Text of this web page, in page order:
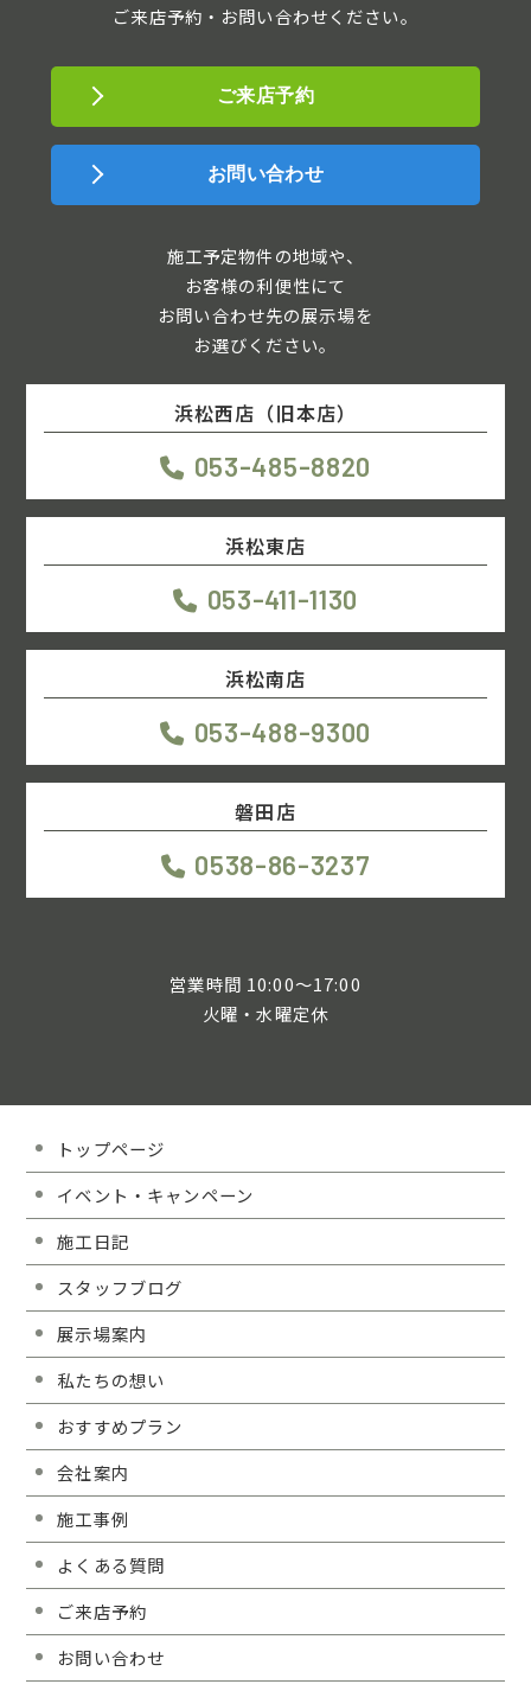
ご来店予約・お問い合わせください。
ご来店予約
お問い合わせ
施工予定物件の地域や、
お客様の利便性にて
お問い合わせ先の展示場を
お選びください。
浜松西店（旧本店）
053-485-8820
浜松東店
053-411-1130
浜松南店
053-488-9300
磐田店
0538-86-3237
営業時間 10:00～17:00
火曜・水曜定休
トップページ
イベント・キャンペーン
施工日記
スタッフブログ
展示場案内
私たちの想い
おすすめプラン
会社案内
施工事例
よくある質問
ご来店予約
お問い合わせ